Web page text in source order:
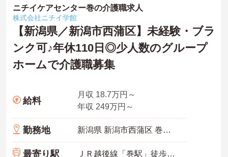
ニチイケアセンター巻の介護職求人
株式会社ニチイ学館
【新潟県／新潟市西蒲区】未経験・ブラ
ンク可♪年休110日◎少人数のグループ
ホームで介護職募集
給料
月収 18.7万円～
年収 249万円～
勤務地 新潟県 新潟市西蒲区 巻甲423
最寄り駅 ＪＲ越後線「巻駅」徒歩7分